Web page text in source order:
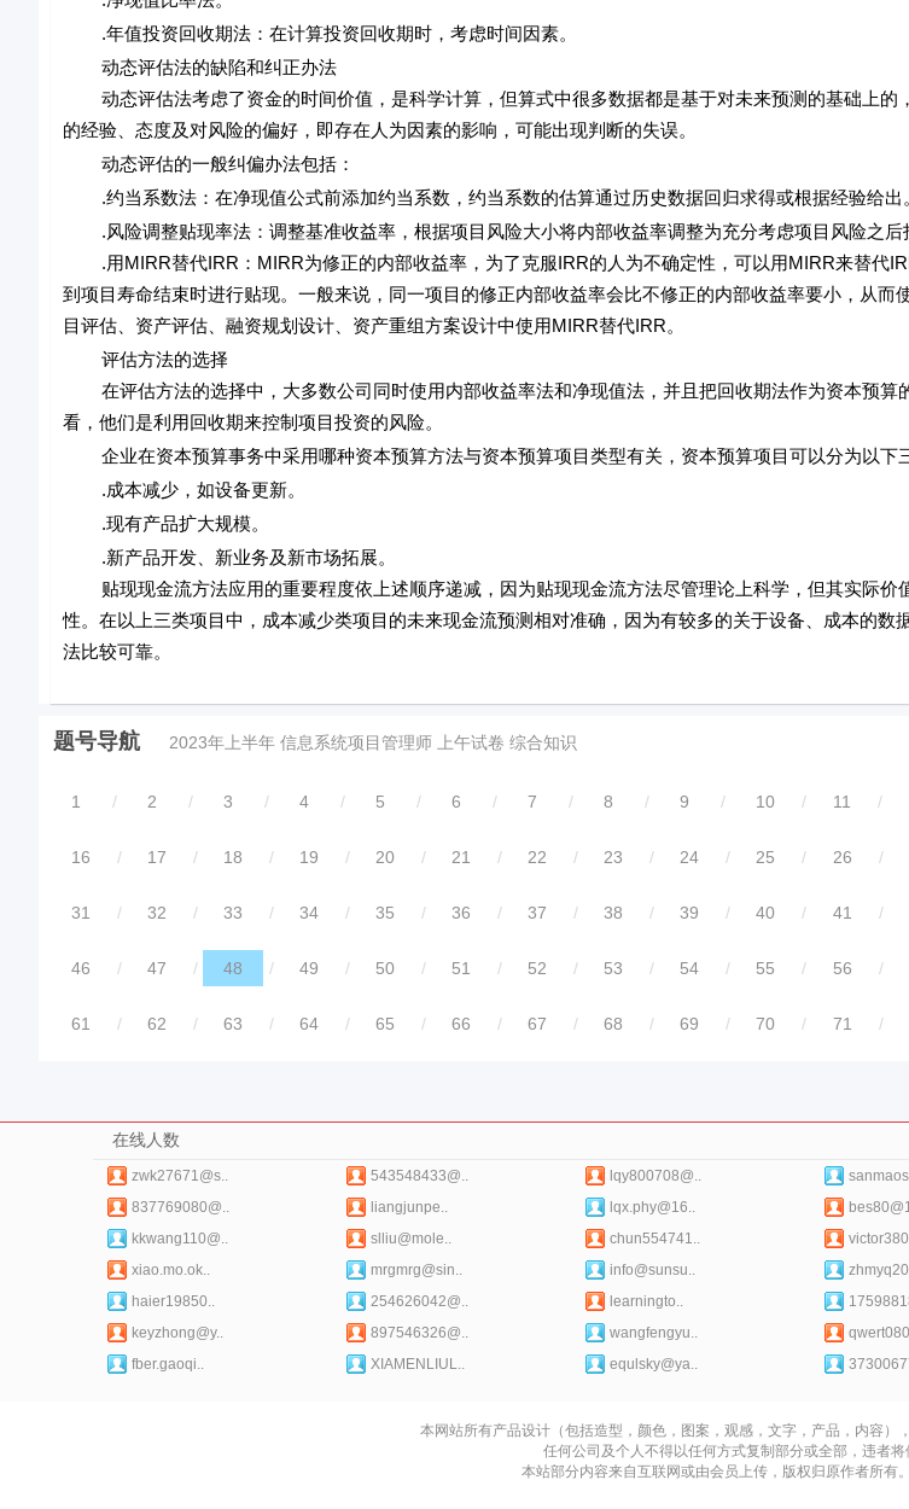
.年值投资回收期法：在计算投资回收期时，考虑时间因素。
动态评估法的缺陷和纠正办法
动态评估法考虑了资金的时间价值，是科学计算，但算式中很多数据都是基于对未来预测的基础上的
的经验、态度及对风险的偏好，即存在人为因素的影响，可能出现判断的失误。
动态评估的一般纠偏办法包括：
.约当系数法：在净现值公式前添加约当系数，约当系数的估算通过历史数据回归求得或根据经验给出。
.风险调整贴现率法：调整基准收益率，根据项目风险大小将内部收益率调整为充分考虑项目风险之后
.用MIRR替代IRR：MIRR为修正的内部收益率，为了克服IRR的人为不确定性，可以用MIRR来替代
到项目寿命结束时进行贴现。一般来说，同一项目的修正内部收益率会比不修正的内部收益率要小，从而
目评估、资产评估、融资规划设计、资产重组方案设计中使用MIRR替代IRR。
评估方法的选择
在评估方法的选择中，大多数公司同时使用内部收益率法和净现值法，并且把回收期法作为资本预算
看，他们是利用回收期来控制项目投资的风险。
企业在资本预算事务中采用哪种资本预算方法与资本预算项目类型有关，资本预算项目可以分为以下
.成本减少，如设备更新。
.现有产品扩大规模。
.新产品开发、新业务及新市场拓展。
贴现现金流方法应用的重要程度依上述顺序递减，因为贴现现金流方法尽管理论上科学，但其实际价
性。在以上三类项目中，成本减少类项目的未来现金流预测相对准确，因为有较多的关于设备、成本的数
法比较可靠。
题号导航 2023年上半年 信息系统项目管理师 上午试卷 综合知识
1 / 2 / 3 / 4 / 5 / 6 / 7 / 8 / 9 / 10 / 11 /
16 / 17 / 18 / 19 / 20 / 21 / 22 / 23 / 24 / 25 / 26 /
31 / 32 / 33 / 34 / 35 / 36 / 37 / 38 / 39 / 40 / 41 /
46 / 47 / 48 / 49 / 50 / 51 / 52 / 53 / 54 / 55 / 56 /
61 / 62 / 63 / 64 / 65 / 66 / 67 / 68 / 69 / 70 / 71 /
在线人数
zwk27671@s.. 543548433@.. lqy800708@..
837769080@..
liangjunpe.. lqx.phy@16..
kkwang110@..
slliu@mole.. chun554741..
xiao.mo.ok..
mrgmrg@sin.. info@sunsu..
haier19850..
254626042@.. learningto..
keyzhong@y..
897546326@.. wangfengyu..
fber.gaoqi..
XIAMENLIUL.. equlsky@ya..
本网站所有产品设计（包括造型，颜色，图案，观感，文字，产品，内容）
任何公司及个人不得以任何方式复制部分或全部，违者将
本站部分内容来自互联网或由会员上传，版权归原作者所有